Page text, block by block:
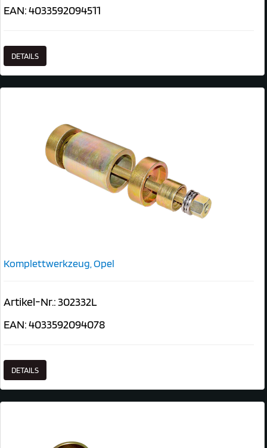
EAN: 4033592094511
DETAILS
Komplettwerkzeug, Opel
Artikel-Nr.: 302332L
EAN: 4033592094078
DETAILS